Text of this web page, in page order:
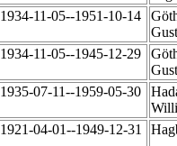
1934-11-05--1951-10-14
1934-11-05--1945-12-29
1935-07-11--1959-05-30
1921-04-01--1949-12-31